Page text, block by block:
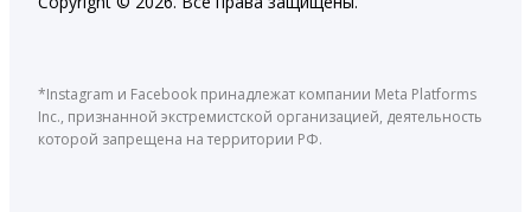
*Instagram и Facebook принадлежат компании Meta Platforms
Inc., признанной экстремистской организацией, деятельность
которой запрещена на территории РФ.